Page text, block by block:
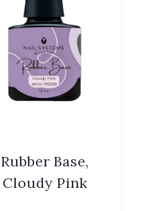
Rubber Base,
Cloudy Pink